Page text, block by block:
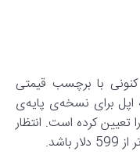
ایر پرو 12.9 اینچی کنونی با برچسب قیمتی
اپل برای نسخه‌ی پایه‌ی
برچسب قیمتی 599 دلار را تعیین کرده است. انتظار